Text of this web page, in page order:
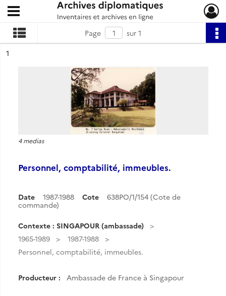
Archives diplomatiques
Ouvrir le menu déroulant
Page
sur 1
n°
1
4 medias
Personnel, comptabilité, immeubles.
Date 1987-1988 Cote
638PO/1/154 (Cote de
commande)
Contexte : SINGAPOUR (ambassade)
1965-1989
1987-1988
Personnel, comptabilité, immeubles.
Producteur : Ambassade de France à Singapour